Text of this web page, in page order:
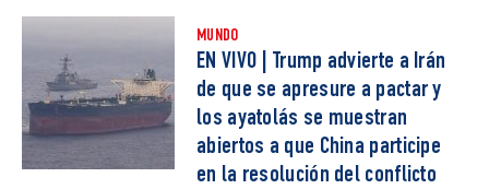
MUNDO
EN VIVO | Trump advierte a Irán
de que se apresure a pactar y
los ayatolás se muestran
abiertos a que China participe
en la resolución del conflicto